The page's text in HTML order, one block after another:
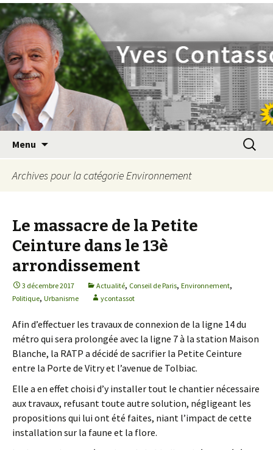
Yves Contassot
Menu
principal
Archives pour la catégorie Environnement
Le massacre de la Petite
Ceinture dans le 13è
arrondissement
3 décembre 2017 Actualité, Conseil de Paris, Environnement,
Politique, Urbanisme ycontassot
Afin d’effectuer les travaux de connexion de la ligne 14 du
métro qui sera prolongée avec la ligne 7 à la station Maison
Blanche, la RATP a décidé de sacrifier la Petite Ceinture
entre la Porte de Vitry et l’avenue de Tolbiac.
Elle a en effet choisi d’y installer tout le chantier nécessaire
aux travaux, refusant toute autre solution, négligeant les
propositions qui lui ont été faites, niant l’impact de cette
installation sur la faune et la flore.